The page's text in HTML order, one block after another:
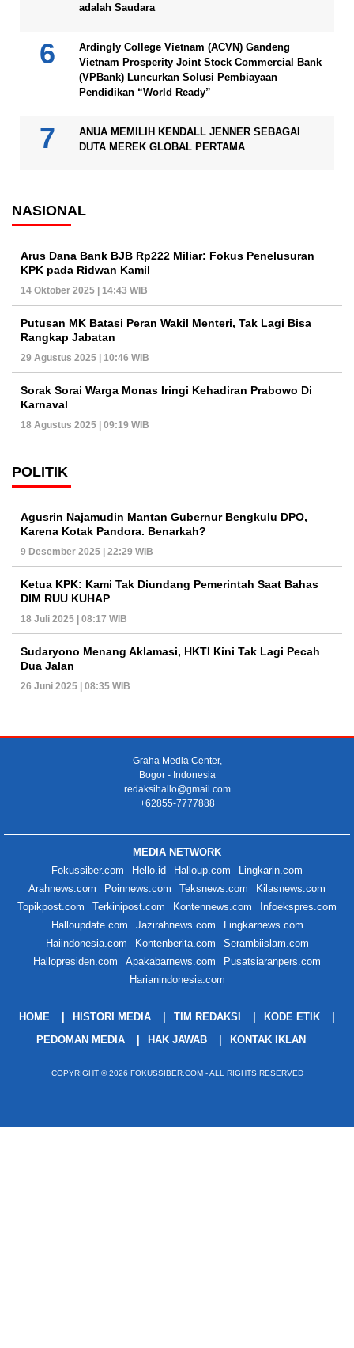
adalah Saudara
Ardingly College Vietnam (ACVN) Gandeng
Vietnam Prosperity Joint Stock Commercial Bank
(VPBank) Luncurkan Solusi Pembiayaan
Pendidikan “World Ready”
ANUA MEMILIH KENDALL JENNER SEBAGAI
DUTA MEREK GLOBAL PERTAMA
NASIONAL
Arus Dana Bank BJB Rp222 Miliar: Fokus Penelusuran
KPK pada Ridwan Kamil
14 Oktober 2025 | 14:43 WIB
Putusan MK Batasi Peran Wakil Menteri, Tak Lagi Bisa
Rangkap Jabatan
29 Agustus 2025 | 10:46 WIB
Sorak Sorai Warga Monas Iringi Kehadiran Prabowo Di
Karnaval
18 Agustus 2025 | 09:19 WIB
POLITIK
Agusrin Najamudin Mantan Gubernur Bengkulu DPO,
Karena Kotak Pandora. Benarkah?
9 Desember 2025 | 22:29 WIB
Ketua KPK: Kami Tak Diundang Pemerintah Saat Bahas
DIM RUU KUHAP
18 Juli 2025 | 08:17 WIB
Sudaryono Menang Aklamasi, HKTI Kini Tak Lagi Pecah
Dua Jalan
26 Juni 2025 | 08:35 WIB
Graha Media Center,
Bogor - Indonesia
redaksihallo@gmail.com
+62855-7777888
MEDIA NETWORK
Fokussiber.com
Hello.id Halloup.com
Lingkarin.com
Arahnews.com
Poinnews.com Teksnews.com
Kilasnews.com
Topikpost.com
Terkinipost.com Kontennews.com
Infoekspres.com
Halloupdate.com
Jazirahnews.com
Lingkarnews.com
Haiindonesia.com
Kontenberita.com
Serambiislam.com
Hallopresiden.com
Apakabarnews.com
Pusatsiaranpers.com
Harianindonesia.com
HOME HISTORI MEDIA TIM REDAKSI
KODE ETIK
PEDOMAN MEDIA
HAK JAWAB KONTAK IKLAN
COPYRIGHT © 2026 FOKUSSIBER.COM - ALL RIGHTS RESERVED